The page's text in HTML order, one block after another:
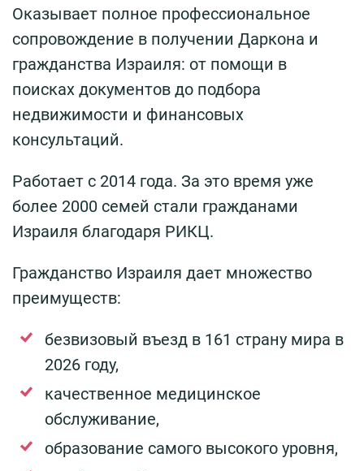
Оказывает полное профессиональное
сопровождение в получении Даркона и
гражданства Израиля: от помощи в
поисках документов до подбора
недвижимости и финансовых
консультаций.
Работает с 2014 года. За это время уже
более 2000 семей стали гражданами
Израиля благодаря РИКЦ.
Гражданство Израиля дает множество
преимуществ:
безвизовый въезд в 161 страну мира в
2026 году,
качественное медицинское
обслуживание,
образование самого высокого уровня,